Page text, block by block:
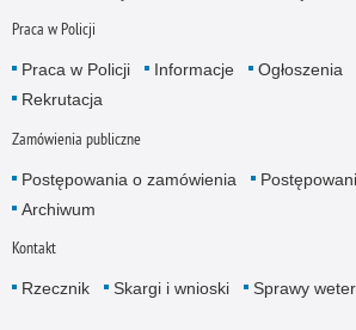
Praca w Policji
Praca w Policji Informacje Ogłoszenia
Rekrutacja
Zamówienia publiczne
Postępowania o zamówienia
Archiwum
Kontakt
Rzecznik Skargi i wnioski Sprawy